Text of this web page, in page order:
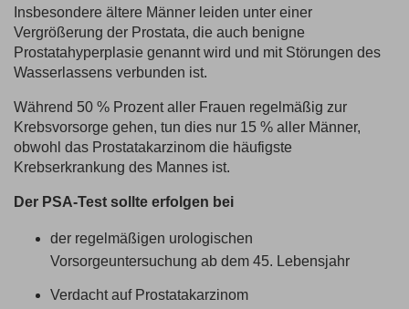
Insbesondere ältere Männer leiden unter einer
Vergrößerung der Prostata, die auch benigne
Prostatahyperplasie genannt wird und mit Störungen des
Wasserlassens verbunden ist.
Während 50 % Prozent aller Frauen regelmäßig zur
Krebsvorsorge gehen, tun dies nur 15 % aller Männer,
obwohl das Prostatakarzinom die häufigste
Krebserkrankung des Mannes ist.
Der PSA-Test sollte erfolgen bei
der regelmäßigen urologischen
Vorsorgeuntersuchung ab dem 45. Lebensjahr
Verdacht auf Prostatakarzinom